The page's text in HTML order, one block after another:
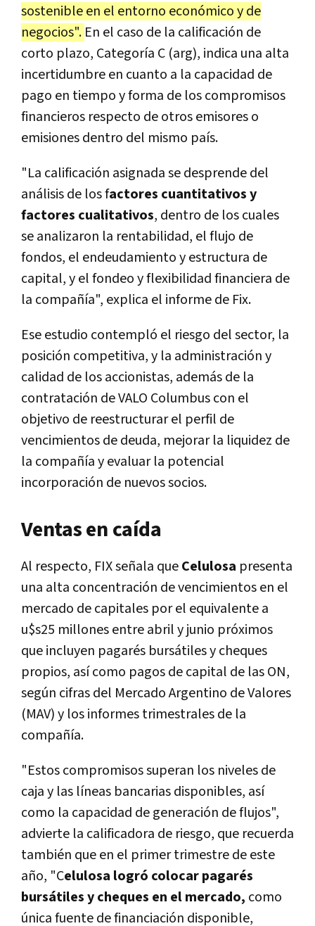
sostenible en el entorno económico y de
negocios". En el caso de la calificación de
corto plazo, Categoría C (arg), indica una alta
incertidumbre en cuanto a la capacidad de
pago en tiempo y forma de los compromisos
financieros respecto de otros emisores o
emisiones dentro del mismo país.
"La calificación asignada se desprende del
análisis de los factores cuantitativos y
factores cualitativos, dentro de los cuales
se analizaron la rentabilidad, el flujo de
fondos, el endeudamiento y estructura de
capital, y el fondeo y flexibilidad financiera de
la compañía", explica el informe de Fix.
Ese estudio contempló el riesgo del sector, la
posición competitiva, y la administración y
calidad de los accionistas, además de la
contratación de VALO Columbus con el
objetivo de reestructurar el perfil de
vencimientos de deuda, mejorar la liquidez de
la compañía y evaluar la potencial
incorporación de nuevos socios.
Ventas en caída
Al respecto, FIX señala queCelulosa presenta
una alta concentración de vencimientos en el
mercado de capitales por el equivalente a
u$s25 millones entre abril y junio próximos
que incluyen pagarés bursátiles y cheques
propios, así como pagos de capital de las ON,
según cifras del Mercado Argentino de Valores
(MAV) y los informes trimestrales de la
compañía.
"Estos compromisos superan los niveles de
caja y las líneas bancarias disponibles, así
como la capacidad de generación de flujos",
advierte la calificadora de riesgo, que recuerda
también que en el primer trimestre de este
año, "Celulosa logró colocar pagarés
bursátiles y cheques en el mercado, como
única fuente de financiación disponible,